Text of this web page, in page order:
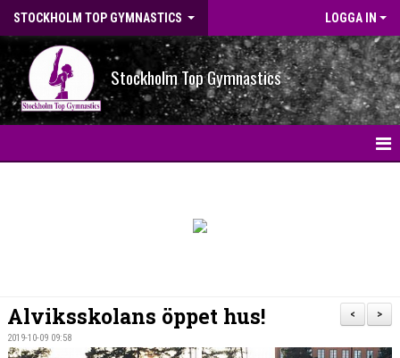
STOCKHOLM TOP GYMNASTICS LOGGA IN
Stockholm Top Gymnastics
OM FÖRENINGEN
>
<
Alviksskolans öppet hus!
2019-10-09 09:58